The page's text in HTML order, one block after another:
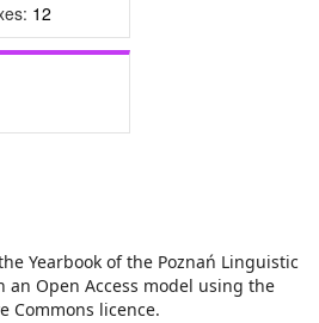
12
Yearbook of the Poznań Linguistic
Open Access model using the
Commons licence.